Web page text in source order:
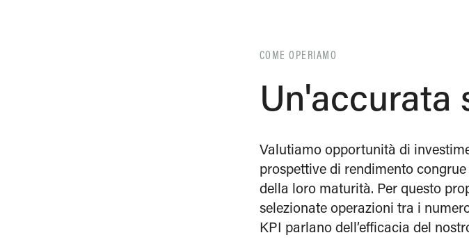
COME OPERIAMO
Un'accurata
Valutiamo opportunità di
prospettive di rendimento
della loro maturità. Per questo
selezionate operazioni tra i
KPI parlano dell’efficacia del